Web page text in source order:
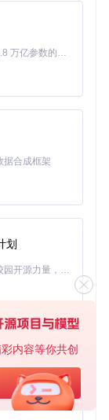
内容等你共创
执行：
证：身份验证
推流地址填入
击“开始推流”
确。
次直播前重新
管，避免泄露
配置，主播可根
Kimi K3 是Kimi能力最强的模型：这是一个拥有 2.8 万亿参数的混合专家（MoE）模型，具备原生视觉理解能力，并支持 100 万 token 的上下文窗口。
据合成框架
划
「源启盛夏」暑期校园开发者成长计划旨在激活校园开源力量，通过积分激励、认证扶持、资源倾斜等形式，引导高校组织和开发者完成「入驻 — 建项目 — 做贡献 — 获认证 — 得资源」的完整闭环。无论你是想带领社团入驻平台的组织者，还是希望用代码贡献证明自己的开发者，都能在这里找到属于你的成长路径。
基于Python的Xiaozhi AI，适用于想要完整Xiaozhi体验而无需拥有专用硬件的用户。